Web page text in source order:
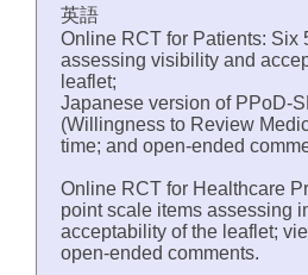
英語
Online RCT for Patients: Six
assessing visibility and
leaflet;
Japanese version of PPoD-
(Willingness to Review
time; and open-ended
Online RCT for Healthcare
point scale items assessing
acceptability of the leaflet;
open-ended comments.